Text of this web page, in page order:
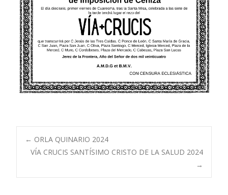
Navegación
de
← ORLA QUINARIO 2024
VÍA CRUCIS SANTÍSIMO CRISTO DE LA SALUD 2024
→